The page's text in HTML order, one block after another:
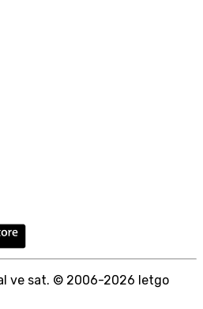
ve sat. © 2006-2026 letgo